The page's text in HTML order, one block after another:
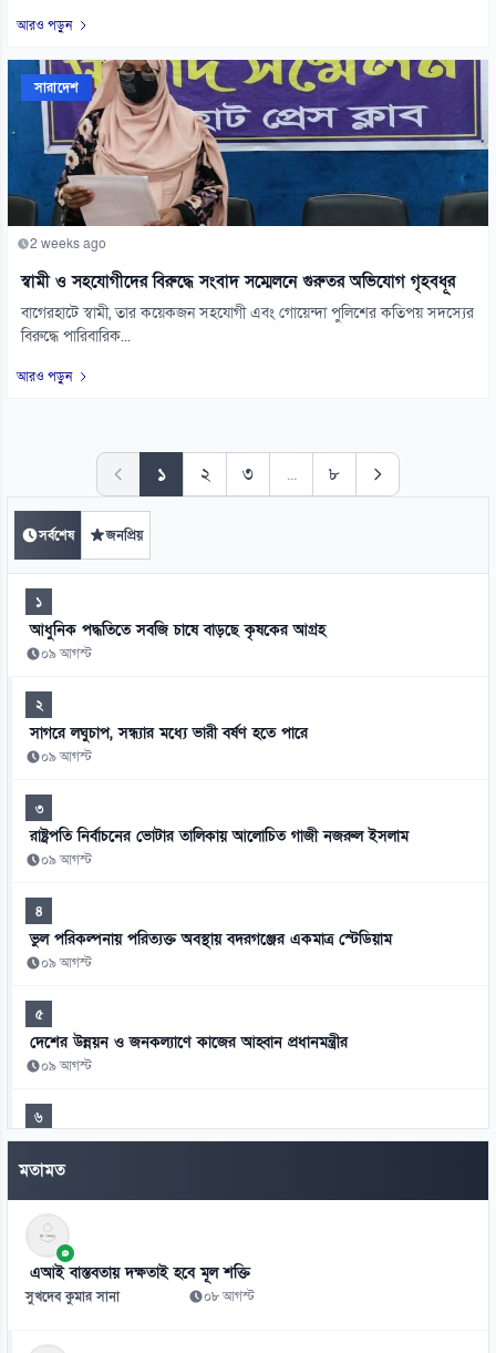
আরও পড়ুন
সারাদেশ
2 weeks ago
স্বামী ও সহযোগীদের বিরুদ্ধে সংবাদ সম্মেলনে গুরুতর অভিযোগ গৃহবধূর
বাগেরহাটে স্বামী, তার কয়েকজন সহযোগী এবং গোয়েন্দা পুলিশের কতিপয় সদস্যের
বিরুদ্ধে পারিবারিক...
আরও পড়ুন
১ ২ ৩ ... ৮
সর্বশেষ জনপ্রিয়
১
আধুনিক পদ্ধতিতে সবজি চাষে বাড়ছে কৃষকের আগ্রহ
০৯ আগস্ট
২
সাগরে লঘুচাপ, সন্ধ্যার মধ্যে ভারী বর্ষণ হতে পারে
০৯ আগস্ট
৩
রাষ্ট্রপতি নির্বাচনের ভোটার তালিকায় আলোচিত গাজী নজরুল ইসলাম
০৯ আগস্ট
৪
ভুল পরিকল্পনায় পরিত্যক্ত অবস্থায় বদরগঞ্জের একমাত্র স্টেডিয়াম
০৯ আগস্ট
৫
দেশের উন্নয়ন ও জনকল্যাণে কাজের আহ্বান প্রধানমন্ত্রীর
০৯ আগস্ট
৬
মাধবদীতে সোনার বাংলা কটন মিলের বিশেষ সাধারণ সভা
০৯ আগস্ট
৭
গাজীপুরে ট্রেনে কাটা পড়ে দম্পতির মৃত্যু
০৯ আগস্ট
মতামত
এআই বাস্তবতায় দক্ষতাই হবে মূল শক্তি
সুখদেব কুমার সানা ০৮ আগস্ট